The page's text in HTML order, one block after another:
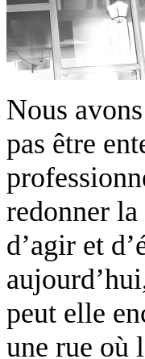
Nous
pas être
redonner
d’agir et
peut elle
une rue où